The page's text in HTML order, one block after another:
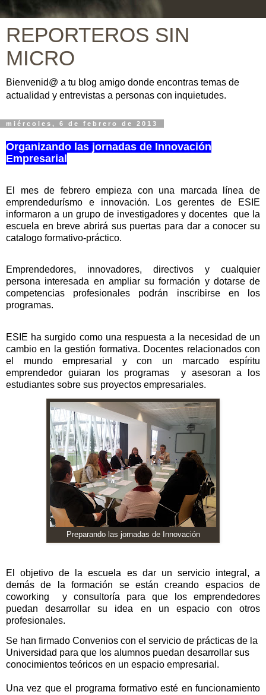
REPORTEROS SIN
MICRO
Bienvenid@ a tu blog amigo donde encontras temas de
actualidad y entrevistas a personas con inquietudes.
miércoles, 6 de febrero de 2013
Organizando las jornadas de Innovación
Empresarial
El mes de febrero empieza con una marcada línea de
emprendedurísmo e innovación. Los gerentes de ESIE
informaron a un grupo de investigadores y docentes que la
escuela en breve abrirá sus puertas para dar a conocer su
catalogo formativo-práctico.
Emprendedores, innovadores, directivos y cualquier
persona interesada en ampliar su formación y dotarse de
competencias profesionales podrán inscribirse en los
programas.
ESIE ha surgido como una respuesta a la necesidad de un
cambio en la gestión formativa. Docentes relacionados con
el mundo empresarial y con un marcado espíritu
emprendedor guiaran los programas
y asesoran a los
estudiantes sobre sus proyectos empresariales.
Preparando las jornadas de Innovación
El objetivo de la escuela es dar un servicio integral, a
demás de la formación se están creando espacios de
coworking
y consultoría para que los emprendedores
puedan desarrollar su idea en un espacio con otros
profesionales.
Se han firmado Convenios con el servicio de prácticas de la
Universidad para que los alumnos puedan desarrollar sus
conocimientos teóricos en un espacio empresarial.
Una vez que el programa formativo esté en funcionamiento